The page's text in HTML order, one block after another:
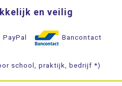
en veilig
PayPal Bancontact
school, praktijk, bedrijf *)